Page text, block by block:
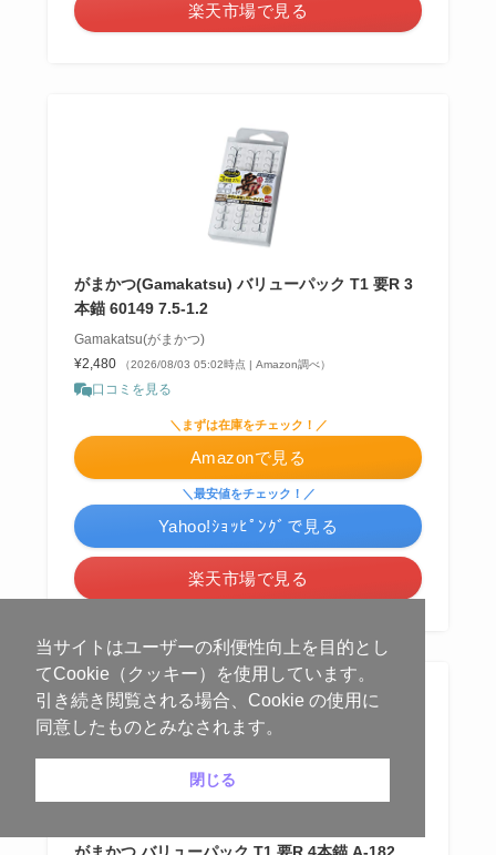
楽天市場で見る
がまかつ(Gamakatsu) バリューパック T1 要R 3
本錨 60149 7.5-1.2
Gamakatsu(がまかつ)
¥2,480
（2026/08/03 05:02時点 | Amazon調べ）
口コミを見る
＼まずは在庫をチェック！／
Amazonで見る
楽天市場で見る
＼最安値をチェック！／
Yahoo!ｼｮｯﾋﾟﾝｸﾞで見る
当サイトはユーザーの利便性向上を目的とし
てCookie（クッキー）を使用しています。
引き続き閲覧される場合、Cookie の使用に
同意したものとみなされます。
閉じる